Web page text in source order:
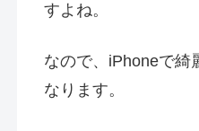
すよね。
なので、iPhoneで綺
なります。